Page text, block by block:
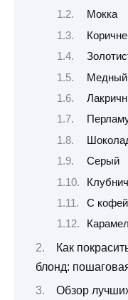
Мокка
Медный
Серый
С
Как
блонд:
Обзор